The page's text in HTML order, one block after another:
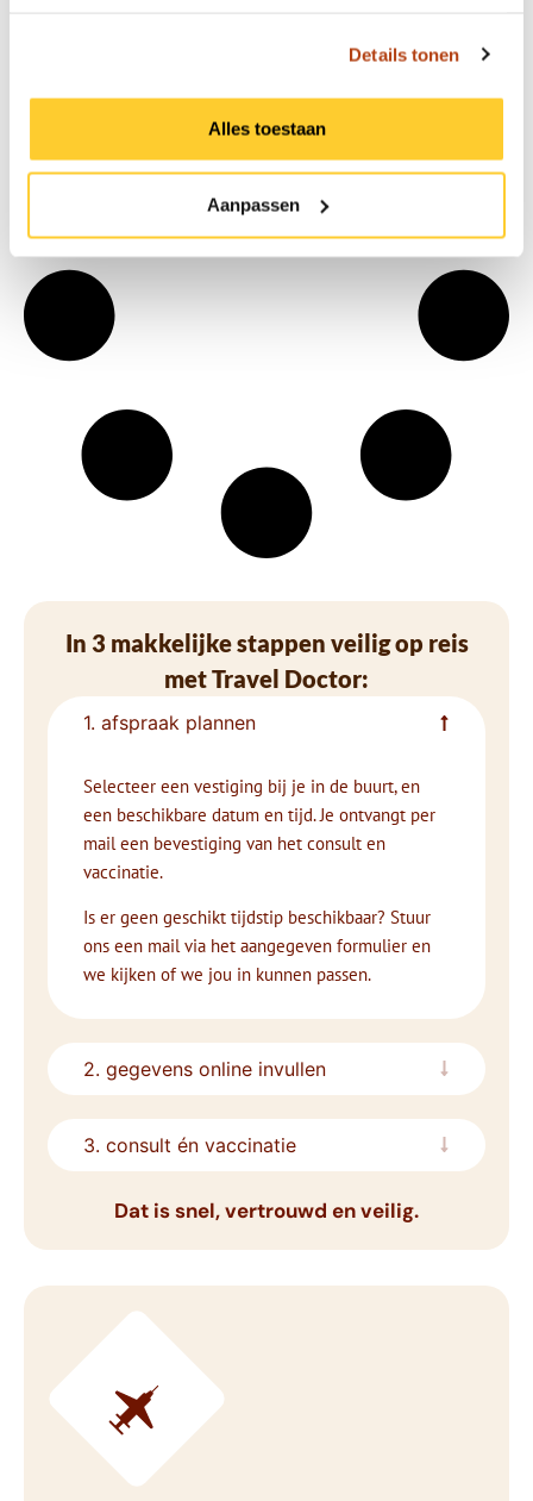
Details tonen
Alles toestaan
Aanpassen
In 3 makkelijke stappen veilig op reis
met Travel Doctor:
1. afspraak plannen
Selecteer een vestiging bij je in de buurt, en
een beschikbare datum en tijd. Je ontvangt per
mail een bevestiging van het consult en
vaccinatie.
Is er geen geschikt tijdstip beschikbaar? Stuur
ons een mail via het aangegeven formulier en
we kijken of we jou in kunnen passen.
2. gegevens online invullen
3. consult én vaccinatie
Dat is snel, vertrouwd en veilig.